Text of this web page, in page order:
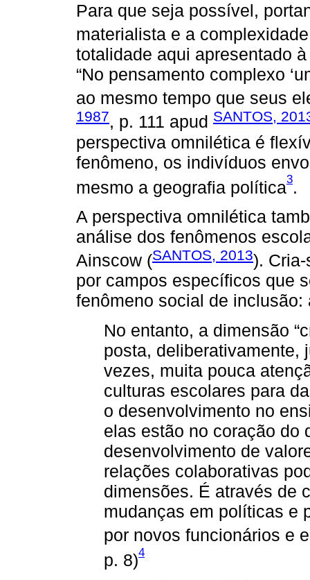
Para que seja possível,
materialista e a
totalidade aqui apresentado
“No pensamento complexo
ao mesmo tempo que seus
1987, p. 111 apud SANTOS,
perspectiva omnilética é
fenômeno, os indivíduos
mesmo a geografia política3.
A perspectiva omnilética
análise dos fenômenos
Ainscow (SANTOS, 2013).
por campos específicos que
fenômeno social de
No entanto, a dimensão
posta, deliberativamente,
vezes, muita pouca
culturas escolares para
o desenvolvimento no
elas estão no coração do
desenvolvimento de
relações colaborativas
dimensões. É através de
mudanças em políticas e
por novos funcionários e
p. 8)4